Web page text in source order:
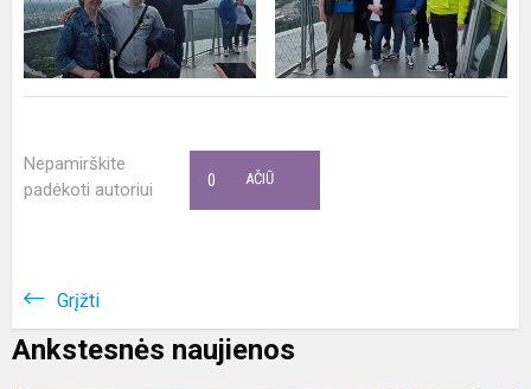
Nepamirškite
padėkoti autoriui
AČIŪ
0
Grįžti
Ankstesnės naujienos